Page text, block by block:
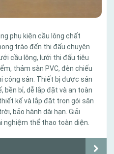
phụ kiện cầu lông chất
trào đến thi đấu chuyên
cầu lông, lưới thi đấu tiêu
thảm sàn PVC, đèn chiếu
công sân. Thiết bị được sản
bỉ, dễ lắp đặt và an toàn
kế và lắp đặt trọn gói sân
bảo hành dài hạn. Giải
nghiệm thể thao toàn diện.